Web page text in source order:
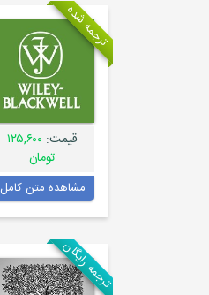
ترجمه شده
قیمت: ۱۲۵,۶۰۰
تومان
مشاهده متن کامل
ترجمه رایگان